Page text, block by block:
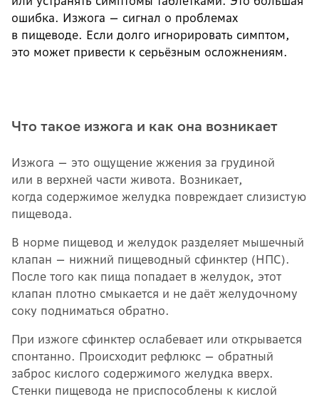
ошибка. Изжога — сигнал о проблемах
в пищеводе. Если долго игнорировать симптом,
это может привести к серьёзным осложнениям.
Что такое изжога и как она возникает
Изжога — это ощущение жжения за грудиной
или в верхней части живота. Возникает,
когда содержимое желудка повреждает слизистую
пищевода.
В норме пищевод и желудок разделяет мышечный
клапан — нижний пищеводный сфинктер (НПС).
После того как пища попадает в желудок, этот
клапан плотно смыкается и не даёт желудочному
соку подниматься обратно.
При изжоге сфинктер ослабевает или открывается
спонтанно. Происходит рефлюкс — обратный
заброс кислого содержимого желудка вверх.
Стенки пищевода не приспособлены к кислой